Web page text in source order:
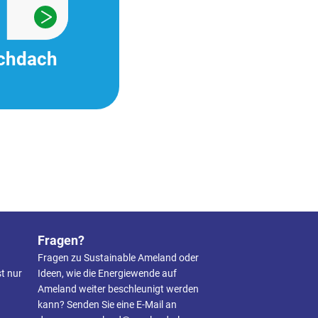
nur
Fragen?
Fragen zu Sustainable Ameland oder
Ideen, wie die Energiewende auf
Ameland weiter beschleunigt werden
kann? Senden Sie eine E-Mail an